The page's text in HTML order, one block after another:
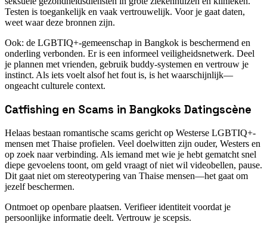
Testen is toegankelijk en vaak vertrouwelijk. Voor je gaat daten,
weet waar deze bronnen zijn.
Ook: de LGBTIQ+-gemeenschap in Bangkok is beschermend en
onderling verbonden. Er is een informeel veiligheidsnetwerk. Deel
je plannen met vrienden, gebruik buddy-systemen en vertrouw je
instinct. Als iets voelt alsof het fout is, is het waarschijnlijk—
ongeacht culturele context.
Catfishing en Scams in Bangkoks Datingscène
Helaas bestaan romantische scams gericht op Westerse LGBTIQ+-
mensen met Thaise profielen. Veel doelwitten zijn ouder, Westers en
op zoek naar verbinding. Als iemand met wie je hebt gematcht snel
diepe gevoelens toont, om geld vraagt of niet wil videobellen, pause.
Dit gaat niet om stereotypering van Thaise mensen—het gaat om
jezelf beschermen.
Ontmoet op openbare plaatsen. Verifieer identiteit voordat je
persoonlijke informatie deelt. Vertrouw je scepsis.